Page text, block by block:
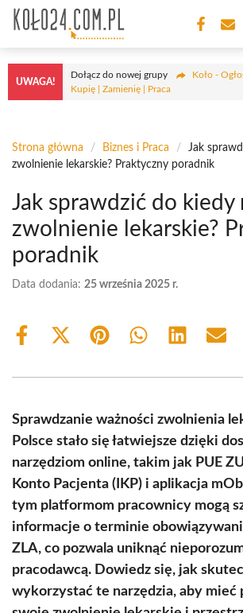
Przejdź
treści
UWAGA!
Dołącz do nowej grupy
Koło -
Kupię | Zamienię | Praca
Strona główna / Biznes i Praca /
Jak
zwolnienie lekarskie? Praktyczny poradnik
Jak sprawdzić do kiedy
zwolnienie lekarskie?
poradnik
Data dodania: 25 września 2025 r.
Share
Share
(Twitter)
Share Share Share Share
Sprawdzanie ważności zwolnienia
Polsce stało się łatwiejsze dzięki
narzędziom online, takim jak PUE
Konto Pacjenta (IKP) i aplikacja
tym platformom pracownicy mogą
informacje o terminie
ZLA, co pozwala uniknąć
pracodawcą. Dowiedz się, jak
wykorzystać te narzędzia, aby mieć